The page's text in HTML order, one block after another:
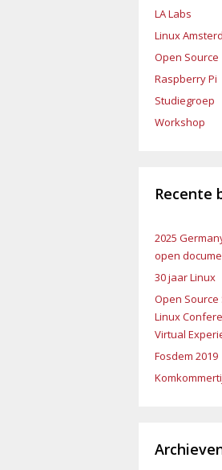
LA Labs
Linux
Open Source
Raspberry Pi
Studiegroep
Workshop
Recente
2025
open
30 jaar Linux
Open Source
Linux
Virtual
Fosdem 2019